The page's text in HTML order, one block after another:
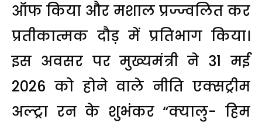
ऑफ किया और मशाल प्रज्ज्वलित कर
प्रतीकात्मक दौड़ में प्रतिभाग किया।
इस अवसर पर मुख्यमंत्री ने 31 मई
2026 को होने वाले नीति एक्सट्रीम
अल्ट्रा रन के शुभंकर “क्यालु- हिम